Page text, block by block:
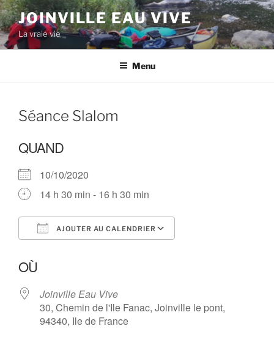
Aller
au
contenu
principal
JOINVILLE EAU VIVE
La vraie vie
Menu
Séance Slalom
QUAND
10/10/2020
14 h 30 min - 16 h 30 min
AJOUTER AU CALENDRIER
OÙ
Joinville Eau Vive
30, Chemin de l'Ile Fanac, Joinville le pont,
94340, Ile de France